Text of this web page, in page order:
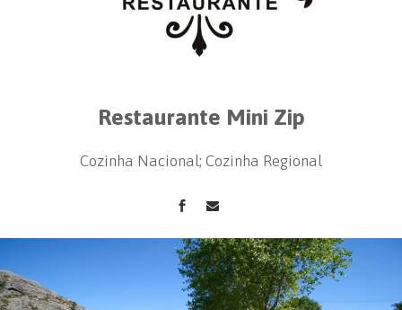
Restaurante Mini Zip
Cozinha Nacional; Cozinha Regional